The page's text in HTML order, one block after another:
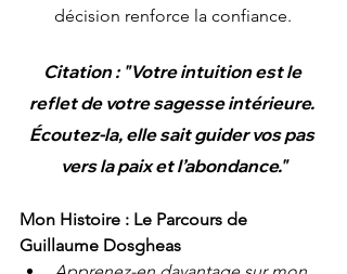
décision renforce la confiance.
Citation : "Votre intuition est le
reflet de votre sagesse intérieure.
Écoutez-la, elle sait guider vos pas
vers la paix et l’abondance."
Mon Histoire : Le Parcours de
Guillaume Dosgheas